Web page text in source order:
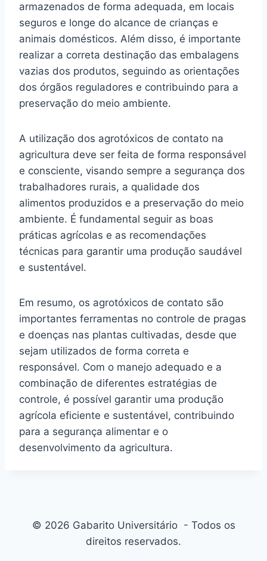
armazenados de forma adequada, em locais
seguros e longe do alcance de crianças e
animais domésticos. Além disso, é importante
realizar a correta destinação das embalagens
vazias dos produtos, seguindo as orientações
dos órgãos reguladores e contribuindo para a
preservação do meio ambiente.
A utilização dos agrotóxicos de contato na
agricultura deve ser feita de forma responsável
e consciente, visando sempre a segurança dos
trabalhadores rurais, a qualidade dos
alimentos produzidos e a preservação do meio
ambiente. É fundamental seguir as boas
práticas agrícolas e as recomendações
técnicas para garantir uma produção saudável
e sustentável.
Em resumo, os agrotóxicos de contato são
importantes ferramentas no controle de pragas
e doenças nas plantas cultivadas, desde que
sejam utilizados de forma correta e
responsável. Com o manejo adequado e a
combinação de diferentes estratégias de
controle, é possível garantir uma produção
agrícola eficiente e sustentável, contribuindo
para a segurança alimentar e o
desenvolvimento da agricultura.
© 2026 Gabarito Universitário - Todos os
direitos reservados.